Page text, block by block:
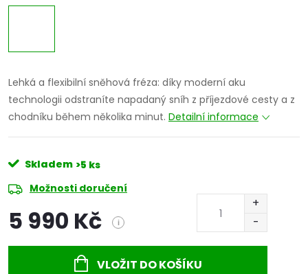
Lehká a flexibilní sněhová fréza: díky moderní aku
technologii odstraníte napadaný sníh z příjezdové cesty a z
chodníku během několika minut. Detailní informace
Skladem >5 ks
Možnosti doručení
5 990 Kč i
VLOŽIT DO KOŠÍKU